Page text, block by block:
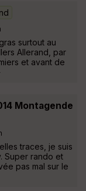
surtout au
Allerand, par
et avant de
Montagende
traces, je suis
Super rando et
pas mal sur le